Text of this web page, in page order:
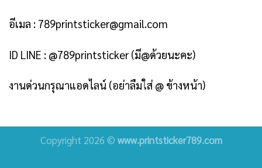
อีเมล : 789printsticker@gmail.com
ID LINE : @789printsticker(มี@ด้วยนะคะ)
งานด่วนกรุณาแอดไลน์ (อย่าลืมใส่ @ ข้างหน้า)
Copyright 2026 © www.printsticker789.com